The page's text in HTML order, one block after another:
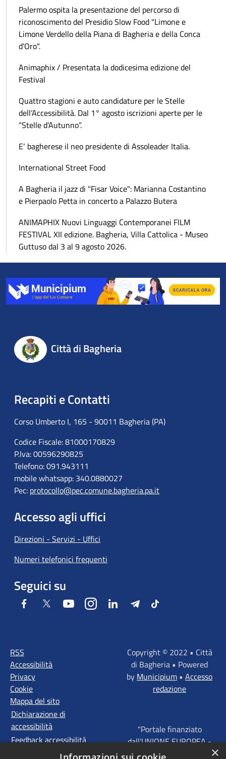
Palermo ospita la presentazione del percorso di
riconoscimento del Presidio Slow Food "Limone e
Limone Verdello della Piana di Bagheria e della Conca
d'Oro".
Animaphix / Presentata la dodicesima edizione del
Festival
Quattro stagioni e auto candidature per le Stelle
dell’Accessibilità. Dal 1° agosto iscrizioni aperte per le
“Stelle d’Autunno”.
E‘ bagherese il neo presidente di Assoleader Italia.
International Street Food
A Bagheria il jazz di "Fisar Voice": Marianna Costantino
e Pierpaolo Petta in concerto a Palazzo Butera
ANIMAPHIX Nuovi Linguaggi Contemporanei FILM
FESTIVAL XII edizione. Bagheria, Villa Cattolica - Museo
Guttuso dal 3 al 9 agosto 2026.
Città di Bagheria
Recapiti e Contatti
Corso Umberto I, 165 - 90011 Bagheria (PA)
Codice Fiscale: 81000170829
P.Iva: 00596290825
Telefono: 091.943111
mobile whatsapp: 340.0880027
Pec: protocollo@pec.comune.bagheria.pa.it
Accesso agli uffici
Direzioni - Servizi - Uffici
Numeri telefonici frequenti
Seguici su
Facebook Twitter YoutubeInstagramLinkedIn TelegramTiktok
RSS
Accessibilità
Privacy
Cookie
Mappa del sito
Dichiarazione di
accessibilità
Feedback accessibilità
Copyright © 2022 • Città
di Bagheria • Powered
by Municipium • Accesso
redazione
"Portale finanziato
dall'UNIONE EUROPEA -
FONDI STRUTTURALI
×